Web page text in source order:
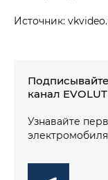
Источник:
канал
Узнавайте